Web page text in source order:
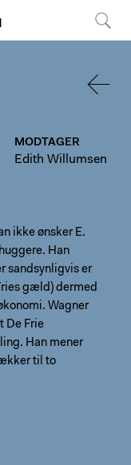
MODTAGER
Edith Willumsen
ikke ønsker E.
Han
sandsynligvis er
gæld) dermed
Wagner
De Frie
Han mener
til to